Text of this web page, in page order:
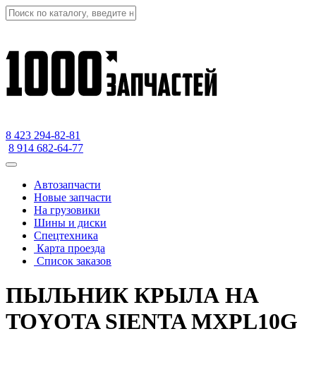
8 423 294-82-81
8 914 682-64-77
Автозапчасти
Новые запчасти
На грузовики
Шины и диски
Спецтехника
Карта проезда
Список заказов
ПЫЛЬНИК КРЫЛА НА
TOYOTA SIENTA MXPL10G